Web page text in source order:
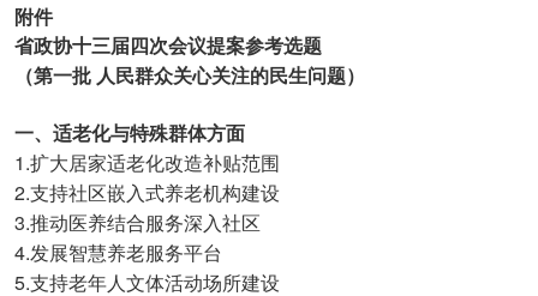
附件
省政协十三届四次会议提案参考选题
（第一批 人民群众关心关注的民生问题）
一、适老化与特殊群体方面
1.扩大居家适老化改造补贴范围
2.支持社区嵌入式养老机构建设
3.推动医养结合服务深入社区
4.发展智慧养老服务平台
5.支持老年人文体活动场所建设